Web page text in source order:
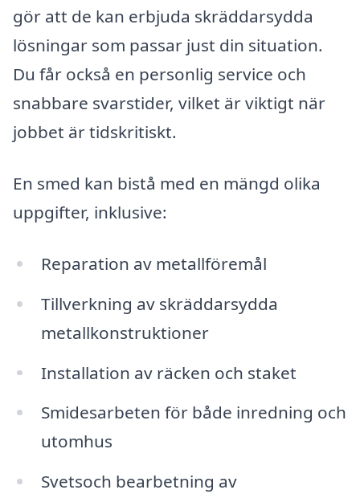
gör att de kan erbjuda skräddarsydda
lösningar som passar just din situation.
Du får också en personlig service och
snabbare svarstider, vilket är viktigt när
jobbet är tidskritiskt.
En smed kan bistå med en mängd olika
uppgifter, inklusive:
Reparation av metallföremål
Tillverkning av skräddarsydda
metallkonstruktioner
Installation av räcken och staket
Smidesarbeten för både inredning och
utomhus
Svetsoch bearbetning av